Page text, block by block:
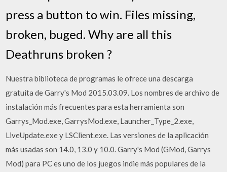
press a button to win. Files missing,
broken, buged. Why are all this
Deathruns broken ?
Nuestra biblioteca de programas le ofrece una descarga
gratuita de Garry's Mod 2015.03.09. Los nombres de archivo de
instalación más frecuentes para esta herramienta son
Garrys_Mod.exe, GarrysMod.exe, Launcher_Type_2.exe,
LiveUpdate.exe y LSClient.exe. Las versiones de la aplicación
más usadas son 14.0, 13.0 y 10.0. Garry's Mod (GMod, Garrys
Mod) para PC es uno de los juegos indie más populares de la